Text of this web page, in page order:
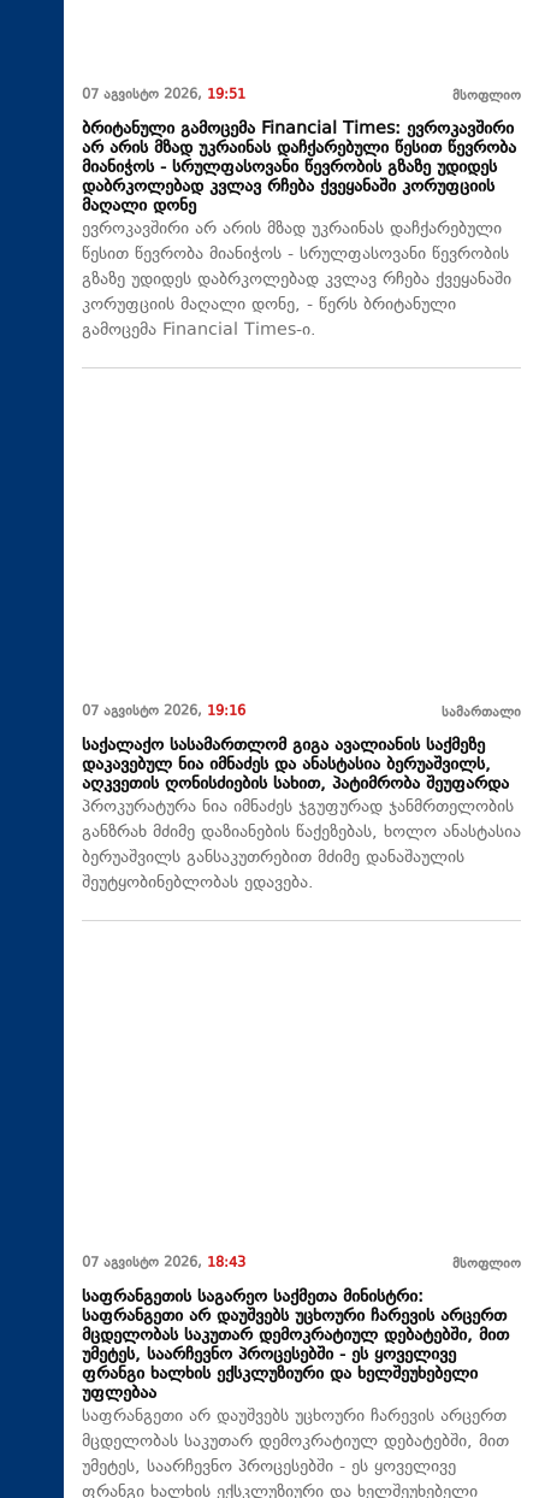
07 აგვისტო 2026, 19:51 მსოფლიო
ბრიტანული გამოცემა Financial Times: ევროკავშირი
არ არის მზად უკრაინას დაჩქარებული წესით წევრობა
მიანიჭოს - სრულფასოვანი წევრობის გზაზე უდიდეს
დაბრკოლებად კვლავ რჩება ქვეყანაში კორუფციის
მაღალი დონე
ევროკავშირი არ არის მზად უკრაინას დაჩქარებული
წესით წევრობა მიანიჭოს - სრულფასოვანი წევრობის
გზაზე უდიდეს დაბრკოლებად კვლავ რჩება ქვეყანაში
კორუფციის მაღალი დონე, - წერს ბრიტანული
გამოცემა Financial Times-ი.
07 აგვისტო 2026, 19:16 სამართალი
საქალაქო სასამართლომ გიგა ავალიანის საქმეზე
დაკავებულ ნია იმნაძეს და ანასტასია ბერუაშვილს,
აღკვეთის ღონისძიების სახით, პატიმრობა შეუფარდა
პროკურატურა ნია იმნაძეს ჯგუფურად ჯანმრთელობის
განზრახ მძიმე დაზიანების წაქეზებას, ხოლო ანასტასია
ბერუაშვილს განსაკუთრებით მძიმე დანაშაულის
შეუტყობინებლობას ედავება.
07 აგვისტო 2026, 18:43 მსოფლიო
საფრანგეთის საგარეო საქმეთა მინისტრი:
საფრანგეთი არ დაუშვებს უცხოური ჩარევის არცერთ
მცდელობას საკუთარ დემოკრატიულ დებატებში, მით
უმეტეს, საარჩევნო პროცესებში - ეს ყოველივე
ფრანგი ხალხის ექსკლუზიური და ხელშეუხებელი
უფლებაა
საფრანგეთი არ დაუშვებს უცხოური ჩარევის არცერთ
მცდელობას საკუთარ დემოკრატიულ დებატებში, მით
უმეტეს, საარჩევნო პროცესებში - ეს ყოველივე
ფრანგი ხალხის ექსკლუზიური და ხელშეუხებელი